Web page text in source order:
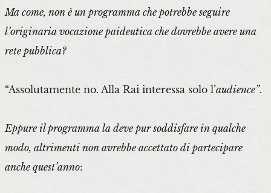
Ma come, non è un programma che potrebbe seguire
l’originaria vocazione paideutica che dovrebbe avere una
rete pubblica?
“Assolutamente no. Alla Rai interessa solo l’audience”.
Eppure il programma la deve pur soddisfare in qualche
modo, altrimenti non avrebbe accettato di partecipare
anche quest’anno: